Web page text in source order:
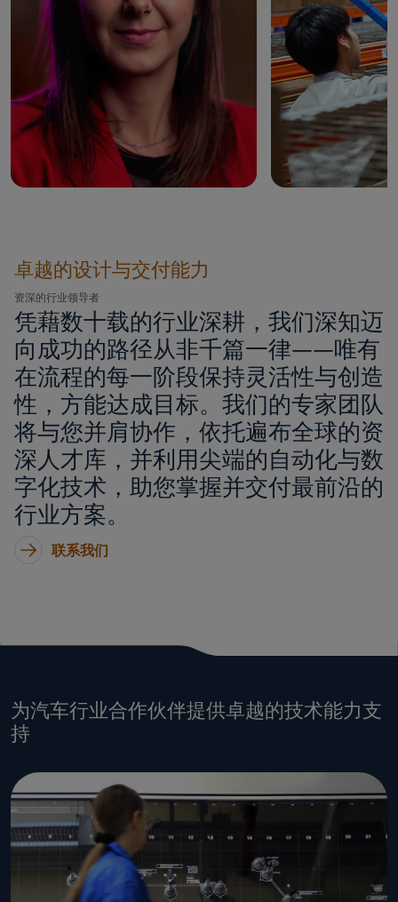
卓越的设计与交付能力
资深的行业领导者
凭藉数十载的行业深耕，我们深知迈
向成功的路径从非千篇一律——唯有
在流程的每一阶段保持灵活性与创造
性，方能达成目标。我们的专家团队
将与您并肩协作，依托遍布全球的资
深人才库，并利用尖端的自动化与数
字化技术，助您掌握并交付最前沿的
行业方案。
联系我们
为汽车行业合作伙伴提供卓越的技术能力支
持